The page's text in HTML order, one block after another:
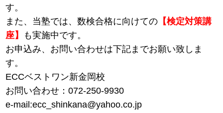
す。
また、当塾では、数検合格に向けての 【検定対策講
座】
も実施中です。
お申込み、お問い合わせは下記までお願い致しま
す。
ECCベストワン新金岡校
お問い合わせ：072-250-9930
e-mail:ecc_shinkana@yahoo.co.jp